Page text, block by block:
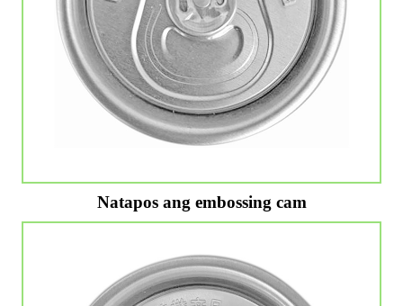
Natapos ang embossing cam